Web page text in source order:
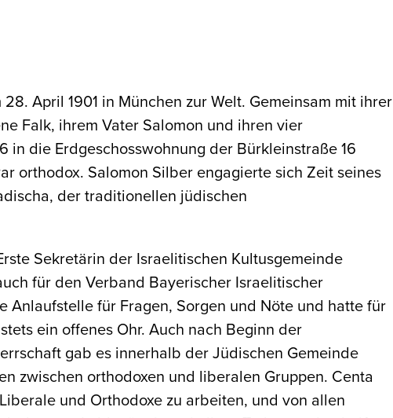
April 1901 in München zur Welt. Gemeinsam mit ihrer
Falk, ihrem Vater Salomon und ihren vier
in die Erdgeschosswohnung der Bürkleinstraße 16
orthodox. Salomon Silber engagierte sich Zeit seines
der traditionellen jüdischen
Sekretärin der Israelitischen Kultusgemeinde
für den Verband Bayerischer Israelitischer
Anlaufstelle für Fragen, Sorgen und Nöte und hatte für
ein offenes Ohr. Auch nach Beginn der
gab es innerhalb der Jüdischen Gemeinde
zwischen orthodoxen und liberalen Gruppen. Centa
und Orthodoxe zu arbeiten, und von allen